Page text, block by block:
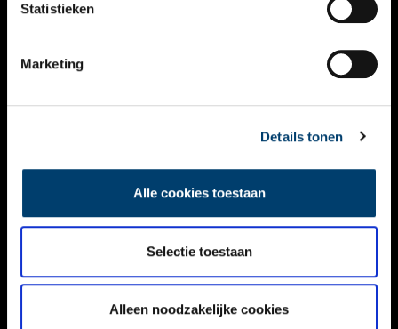
Statistieken
Marketing
Details tonen
Alle cookies toestaan
Selectie toestaan
Alleen noodzakelijke cookies
NIEUWSBRIEF
DISCLAIMER
TOEGANKELIJKHEID
Volg ONH op social media